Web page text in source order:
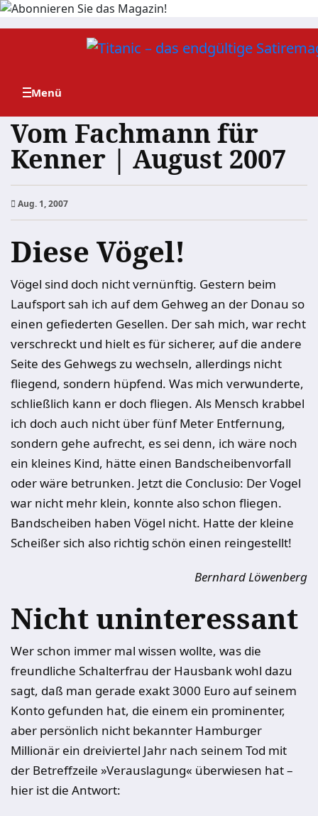
Zum
Vom Fachmann für
Kenner | August 2007
Aug. 1, 2007
Diese Vögel!
Vögel sind doch nicht vernünftig. Gestern beim
Laufsport sah ich auf dem Gehweg an der Donau so
einen gefiederten Gesellen. Der sah mich, war recht
verschreckt und hielt es für sicherer, auf die andere
Seite des Gehwegs zu wechseln, allerdings nicht
fliegend, sondern hüpfend. Was mich verwunderte,
schließlich kann er doch fliegen. Als Mensch krabbel
ich doch auch nicht über fünf Meter Entfernung,
sondern gehe aufrecht, es sei denn, ich wäre noch
ein kleines Kind, hätte einen Bandscheibenvorfall
oder wäre betrunken. Jetzt die Conclusio: Der Vogel
war nicht mehr klein, konnte also schon fliegen.
Bandscheiben haben Vögel nicht. Hatte der kleine
Scheißer sich also richtig schön einen reingestellt!
Bernhard Löwenberg
Nicht uninteressant
Wer schon immer mal wissen wollte, was die
freundliche Schalterfrau der Hausbank wohl dazu
sagt, daß man gerade exakt 3000 Euro auf seinem
Konto gefunden hat, die einem ein prominenter,
aber persönlich nicht bekannter Hamburger
Millionär ein dreiviertel Jahr nach seinem Tod mit
der Betreffzeile »Verauslagung« überwiesen hat –
hier ist die Antwort: